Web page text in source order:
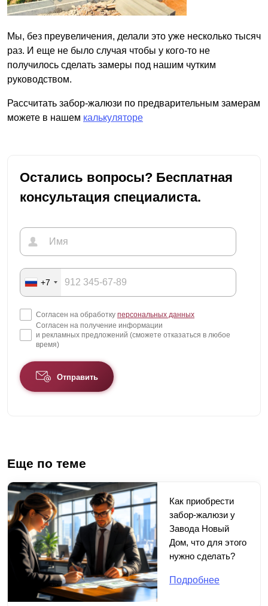
Мы, без преувеличения, делали это уже несколько тысяч
раз. И еще не было случая чтобы у кого-то не
получилось сделать замеры под нашим чутким
руководством.
Рассчитать забор-жалюзи по предварительным замерам
можете в нашем калькуляторе
Остались вопросы? Бесплатная
консультация специалиста.
+7
Согласен на обработку персональных данных
Согласен на получение информации
и рекламных предложений (сможете отказаться в любое
время)
Отправить
Еще по теме
Как приобрести
забор-жалюзи у
Завода Новый
Дом, что для этого
нужно сделать?
Подробнее